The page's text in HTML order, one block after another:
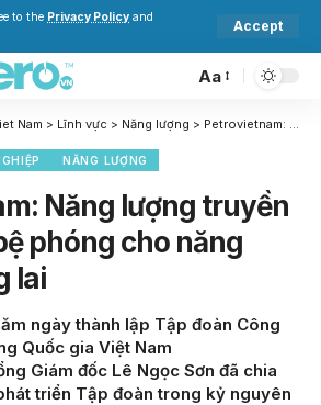
to the Privacy Policy and
Accept
Aa
Nam > Lĩnh vực > Năng lượng > Petrovietnam: Năng lượng truyền thống làm bệ phóng cho năng lượng tương lai
NĂNG LƯỢNG
Năng lượng truyền
phóng cho năng
lai
ngày thành lập Tập đoàn Công
Quốc gia Việt Nam
Giám đốc Lê Ngọc Sơn đã chia
triển Tập đoàn trong kỷ nguyên